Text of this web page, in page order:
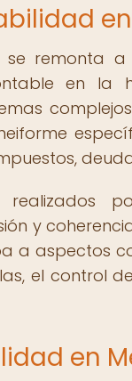
se remonta
en la
y
a aspectos
el control
en